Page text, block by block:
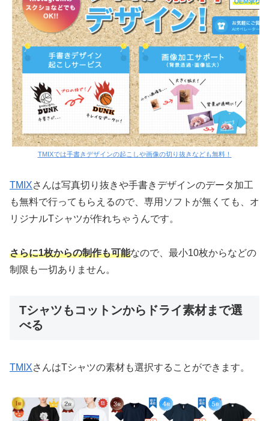
TMIXでは手書きデザインの起こしや画像の切り抜きなども無料！
TMIXさんは写真切り抜きや手書きデザインのデータ加工
も無料で行ってもらえるので、専用ソフトが無くても、オ
リジナルTシャツが作れちゃうんです。
さらに1枚からの制作も可能なので、最小10枚からなどの
制限も一切ありません。
Tシャツもコットンからドライ素材まで選
べる
TMIXさんはTシャツの素材も選択することができます。